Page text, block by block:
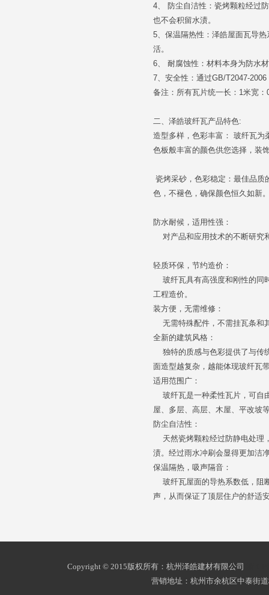
4、 防尘自洁性：瓷烤颗粒经过
也不会积留水渍。
5、保温隔热性：泽皓屋面瓦导
活。
6、 耐腐蚀性：材料本身为防水
7、安全性：通过GB/T2047-
备注：所有瓦片统一长：1米宽
二、 泽皓玻纤瓦产品特色:
造型多样，色彩丰富： 玻纤瓦为
色板般丰富的颜色供您选择，装
瓷烤采砂，色彩稳定：最佳品质
色，不褪色，确保颜色恒久如新
防水耐候，适用性强：
对产品和应用技术的不断研究
轻质环保，节约造价：
玻纤瓦具有高强度和刚性的同
工程造价。
装方便，无需维修：
无需特殊配件，不需挂瓦条和
全新的建筑风格：
独特的质感与色彩提供了与传
面造型越复杂，越能体现玻纤瓦
适用范围广：
玻纤瓦是一种柔性瓦片，可自
屋、多层、高层、木屋、平改坡
防尘自洁性：
天然瓷烤颗粒经过防静电处理
渍。经过雨水冲刷会显得更加洁
保温隔热，吸声隔音：
玻纤瓦屋面的导热系数低，阻
声，从而保证了顶层住户的舒适
Copyright © 2015版权所有：杭州泽皓建材有限公司
营销地址：杭州市余杭区中泰街